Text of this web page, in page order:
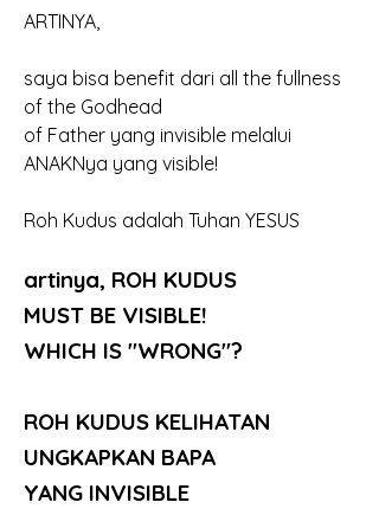
ARTINYA,
saya bisa benefit dari all the fullness
of the Godhead
of Father yang invisible melalui
ANAKNya yang visible!
Roh Kudus adalah Tuhan YESUS
artinya, ROH KUDUS
MUST BE VISIBLE!
WHICH IS "WRONG"?
ROH KUDUS KELIHATAN
UNGKAPKAN BAPA
YANG INVISIBLE